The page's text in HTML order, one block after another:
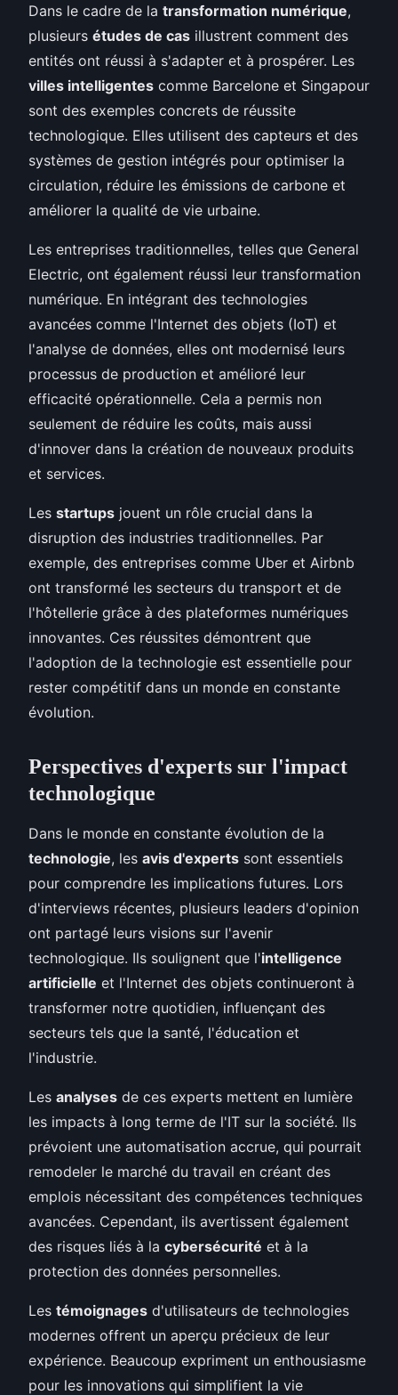
Dans le cadre de la transformation numérique,
plusieurs études de cas illustrent comment des
entités ont réussi à s'adapter et à prospérer. Les
villes intelligentes comme Barcelone et Singapour
sont des exemples concrets de réussite
technologique. Elles utilisent des capteurs et des
systèmes de gestion intégrés pour optimiser la
circulation, réduire les émissions de carbone et
améliorer la qualité de vie urbaine.
Les entreprises traditionnelles, telles que General
Electric, ont également réussi leur transformation
numérique. En intégrant des technologies
avancées comme l'Internet des objets (IoT) et
l'analyse de données, elles ont modernisé leurs
processus de production et amélioré leur
efficacité opérationnelle. Cela a permis non
seulement de réduire les coûts, mais aussi
d'innover dans la création de nouveaux produits
et services.
Les startups jouent un rôle crucial dans la
disruption des industries traditionnelles. Par
exemple, des entreprises comme Uber et Airbnb
ont transformé les secteurs du transport et de
l'hôtellerie grâce à des plateformes numériques
innovantes. Ces réussites démontrent que
l'adoption de la technologie est essentielle pour
rester compétitif dans un monde en constante
évolution.
Perspectives d'experts sur l'impact
technologique
Dans le monde en constante évolution de la
technologie, les avis d'experts sont essentiels
pour comprendre les implications futures. Lors
d'interviews récentes, plusieurs leaders d'opinion
ont partagé leurs visions sur l'avenir
technologique. Ils soulignent que l'intelligence
artificielle et l'Internet des objets continueront à
transformer notre quotidien, influençant des
secteurs tels que la santé, l'éducation et
l'industrie.
Les analyses de ces experts mettent en lumière
les impacts à long terme de l'IT sur la société. Ils
prévoient une automatisation accrue, qui pourrait
remodeler le marché du travail en créant des
emplois nécessitant des compétences techniques
avancées. Cependant, ils avertissent également
des risques liés à la cybersécurité et à la
protection des données personnelles.
Les témoignages d'utilisateurs de technologies
modernes offrent un aperçu précieux de leur
expérience. Beaucoup expriment un enthousiasme
pour les innovations qui simplifient la vie